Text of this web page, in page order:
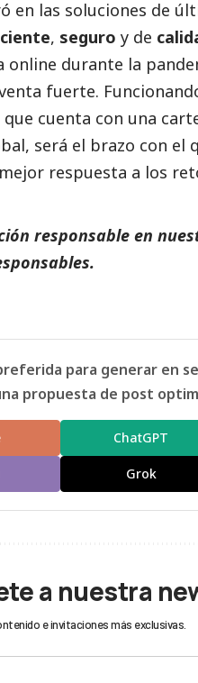
en las soluciones de
, seguro y de
durante la
fuerte.
que cuenta con una
será el brazo con el
respuesta a los
responsable en
para generar en
propuesta de post
ChatGPT
Grok
a nuestra
e invitaciones más exclusivas.